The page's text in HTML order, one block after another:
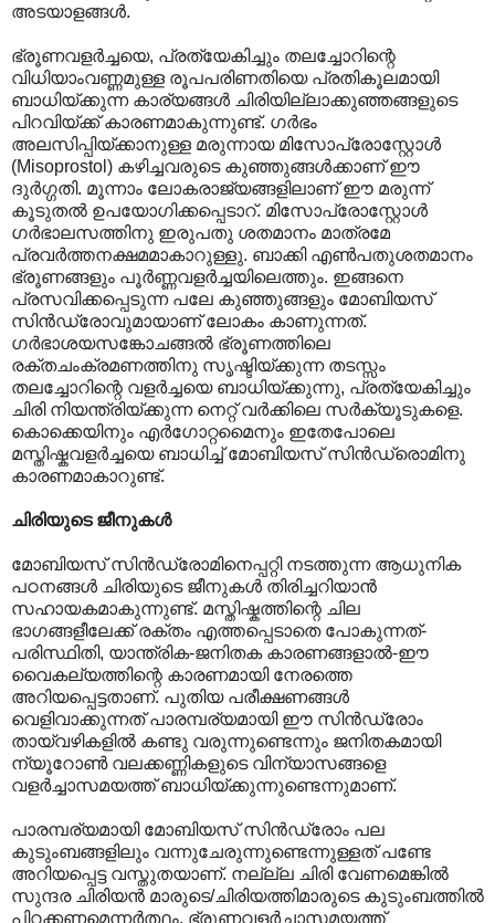
അടയാളങ്ങൾ.
ഭ്രൂണവളർച്ചയെ, പ്രത്യേകിച്ചും തലച്ചോറിന്റെ
വിധിയാംവണ്ണമുള്ള രൂപപരിണതിയെ പ്രതികൂലമായി
ബാധിയ്ക്കുന്ന കാര്യങ്ങൾ ചിരിയില്ലാക്കുഞ്ഞങ്ങളുടെ
പിറവിയ്ക്ക് കാരണമാകുന്നുണ്ട്. ഗർഭം
അലസിപ്പിയ്ക്കാനുള്ള മരുന്നായ മിസോപ്രോസ്റ്റോൾ
(Misoprostol) കഴിച്ചവരുടെ കുഞ്ഞുങ്ങൾക്കാണ് ഈ
ദുർഗ്ഗതി. മൂന്നാം ലോകരാജ്യങ്ങളിലാണ് ഈ മരുന്ന്
കൂടുതൽ ഉപയോഗിക്കപ്പെടാറ്. മിസോപ്രോസ്റ്റോൾ
ഗർഭാലസത്തിനു ഇരുപതു ശതമാനം മാത്രമേ
പ്രവർത്തനക്ഷമമാകാറുള്ളു. ബാക്കി എൺപതുശതമാനം
ഭ്രൂണങ്ങളും പൂർണ്ണവളർച്ചയിലെത്തും. ഇങ്ങനെ
പ്രസവിക്കപ്പെടുന്ന പലേ കുഞ്ഞുങ്ങളും മോബിയസ്
സിൻഡ്രോവുമായാണ് ലോകം കാണുന്നത്.
ഗർഭാശയസങ്കോചങ്ങൽ ഭ്രൂണത്തിലെ
രക്തചംക്രമണത്തിനു സൃഷ്ടിയ്ക്കുന്ന തടസ്സം
തലച്ചോറിന്റെ വളർച്ചയെ ബാധിയ്ക്കുന്നു, പ്രത്യേകിച്ചും
ചിരി നിയന്ത്രിയ്ക്കുന്ന നെറ്റ് വർക്കിലെ സർക്യൂടുകളെ.
കൊക്കെയിനും എർഗോറ്റമൈനും ഇതേപോലെ
മസ്തിഷ്കവളർച്ചയെ ബാധിച്ച് മോബിയസ് സിൻഡ്രൊമിനു
കാരണമാകാറുണ്ട്.
ചിരിയുടെ ജീനുകൾ
മോബിയസ് സിൻഡ്രോമിനെപ്പറ്റി നടത്തുന്ന ആധുനിക
പഠനങ്ങൾ ചിരിയുടെ ജീനുകൾ തിരിച്ചറിയാൻ
സഹായകമാകുന്നുണ്ട്. മസ്തിഷ്കത്തിന്റെ ചില
ഭാഗങ്ങളീലേക്ക് രക്തം എത്തപ്പെടാതെ പോകുന്നത്-
പരിസ്ഥിതി, യാന്ത്രിക-ജനിതക കാരണങ്ങളാൽ-ഈ
വൈകല്യത്തിന്റെ കാരണമായി നേരത്തെ
അറിയപ്പെട്ടതാണ്. പുതിയ പരീക്ഷണങ്ങൾ
വെളിവാക്കുന്നത് പാരമ്പര്യമായി ഈ സിൻഡ്രോം
തായ്‌വഴികളിൽ കണ്ടു വരുന്നുണ്ടെന്നും ജനിതകമായി
ന്യൂറോൺ വലക്കണ്ണികളുടെ വിന്യാസങ്ങളെ
വളർച്ചാസമയത്ത് ബാധിയ്ക്കുന്നുണ്ടെന്നുമാണ്.
പാരമ്പര്യമായി മോബിയസ് സിൻഡ്രോം പല
കുടുംബങ്ങളിലും വന്നുചേരുന്നുണ്ടെന്നുള്ളത് പണ്ടേ
അറിയപ്പെട്ട വസ്തുതയാണ്. നല്ല്ല ചിരി വേണമെങ്കിൽ
സുന്ദര ചിരിയൻ മാരുടെ/ചിരിയത്തിമാരുടെ കുടുംബത്തിൽ
പിറക്കണമെന്നർത്ഥം. ഭ്രൂണവളർച്ചാസമയത്ത്